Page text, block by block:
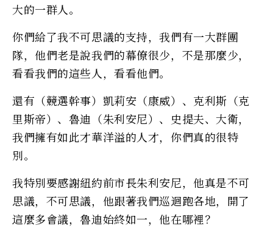
大的一群人。
你們給了我不可思議的支持，我們有一大群團
隊，他們老是說我們的幕僚很少，不是那麼少，
看看我們的這些人，看看他們。
還有（競選幹事）凱莉安（康威）、克利斯（克
里斯帝）、魯迪（朱利安尼）、史提夫、大衛，
我們擁有如此才華洋溢的人才，你們真的很特
別。
我特別要感謝紐約前市長朱利安尼，他真是不可
思議，不可思議，他跟著我們巡迴跑各地，開了
這麼多會議，魯迪始終如一，他在哪裡？